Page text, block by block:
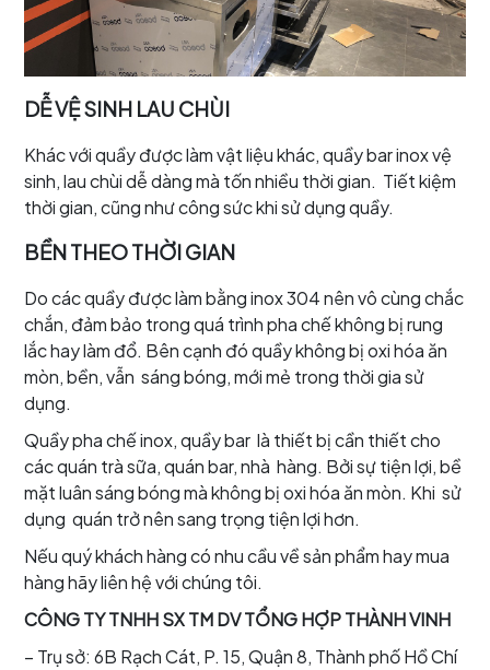
DỄ VỆ SINH LAU CHÙI
Khác với quầy được làm vật liệu khác, quầy bar inox vệ
sinh, lau chùi dễ dàng mà tốn nhiều thời gian. Tiết kiệm
thời gian, cũng như công sức khi sử dụng quầy.
BỀN THEO THỜI GIAN
Do các quầy được làm bằng inox 304 nên vô cùng chắc
chắn, đảm bảo trong quá trình pha chế không bị rung
lắc hay làm đổ. Bên cạnh đó quầy không bị oxi hóa ăn
mòn, bền, vẫn sáng bóng, mới mẻ trong thời gia sử
dụng.
Quầy pha chế inox, quầy bar là thiết bị cần thiết cho
các quán trà sữa, quán bar, nhà hàng. Bởi sự tiện lợi, bề
mặt luân sáng bóng mà không bị oxi hóa ăn mòn. Khi sử
dụng quán trở nên sang trọng tiện lợi hơn.
Nếu quý khách hàng có nhu cầu về sản phẩm hay mua
hàng hãy liên hệ với chúng tôi.
CÔNG TY TNHH SX TM DV TỔNG HỢP THÀNH VINH
– Trụ sở: 6B Rạch Cát, P. 15, Quận 8, Thành phố Hồ Chí